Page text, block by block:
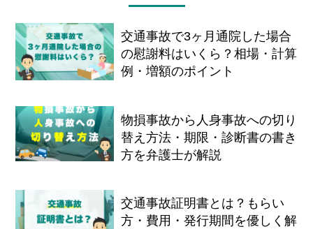
交通事故で3ヶ月通院した場合
の慰謝料はいくら？相場・計算
例・増額のポイント
物損事故から人身事故への切り
替え方法・期限・診断書の書き
方を弁護士が解説
交通事故証明書とは？もらい
方・費用・発行期間を優しく解